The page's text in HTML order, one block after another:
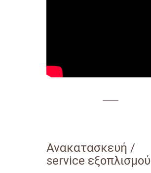
Ανακατασκευή /
service εξοπλισμού